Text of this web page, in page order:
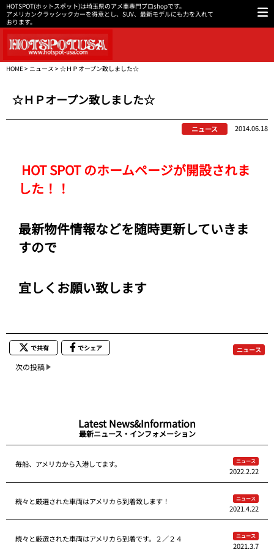
HOTSPOT(ホットスポット)は埼玉県のアメ車専門プロshopです。
アメリカンクラッシックカーを得意とし、SUV、最新モデルにも力を入れて
おります。
HOME> ニュース > ☆ＨＰオープン致しました☆
☆ＨＰオープン致しました☆
ニュース 2014.06.18
HOT SPOT のホームページが開設されま
した！！
最新物件情報などを随時更新していきま
すので
宜しくお願い致します
で共有 でシェア ニュース
次の投稿
Latest News&Information
最新ニュース・インフォメーション
毎船、アメリカから入港してます。 ニュース
2022.2.22
続々と厳選された車両はアメリカら到着致します！ ニュース
2021.4.22
続々と厳選された車両はアメリカら到着です。２／２４ ニュース
2021.3.7